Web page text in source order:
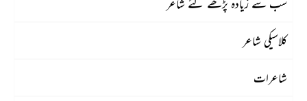
سب سے زیادہ پڑھے گئے شاعر
کلاسیکی شاعر
شاعرات